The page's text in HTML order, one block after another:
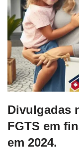
Divulgadas
FGTS em
em 2024.